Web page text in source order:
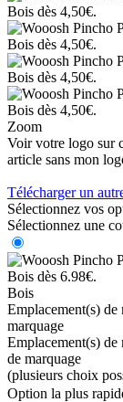
Zoom
Voir votre logo sur
article sans mon
Télécharger un
Sélectionnez vos
Sélectionnez une
Bois
Emplacement(s) de
marquage
Emplacement(s) de
de marquage
(plusieurs choix
Option la plus